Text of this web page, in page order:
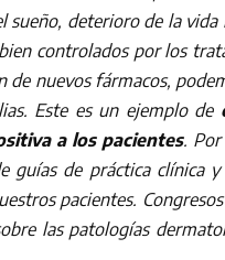
sueño, deterioro de la
controlados por los
de nuevos fármacos,
Este es un ejemplo de
a los pacientes. Por
guías de práctica clínica
pacientes.
las patologías